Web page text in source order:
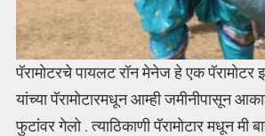
पॅरामाेटरचे पायलट रॉन मेनेज हे एक
यांच्या पॅरामाेटारमधून आम्ही जमीनीपासून
फुटांवर गेलो . त्याठिकाणी पॅरामाेटार मधून